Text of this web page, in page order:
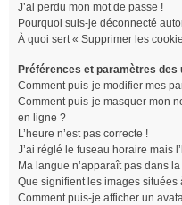
J’ai perdu mon mot de passe !
Pourquoi suis-je déconnecté
À quoi sert « Supprimer les
Préférences et paramètres des
Comment puis-je modifier mes
Comment puis-je masquer mon
en ligne ?
L’heure n’est pas correcte !
J’ai réglé le fuseau horaire mais
Ma langue n’apparaît pas dans
Que signifient les images situées
Comment puis-je afficher un